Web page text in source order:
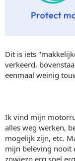
Dit is iets
verkeerd,
eenmaal weinig
Ik vind mijn
alles weg werken,
mogelijk zijn, etc.
mijn beleving nooit
zowiezo erg snel